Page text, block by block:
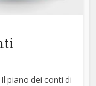
piano dei conti di